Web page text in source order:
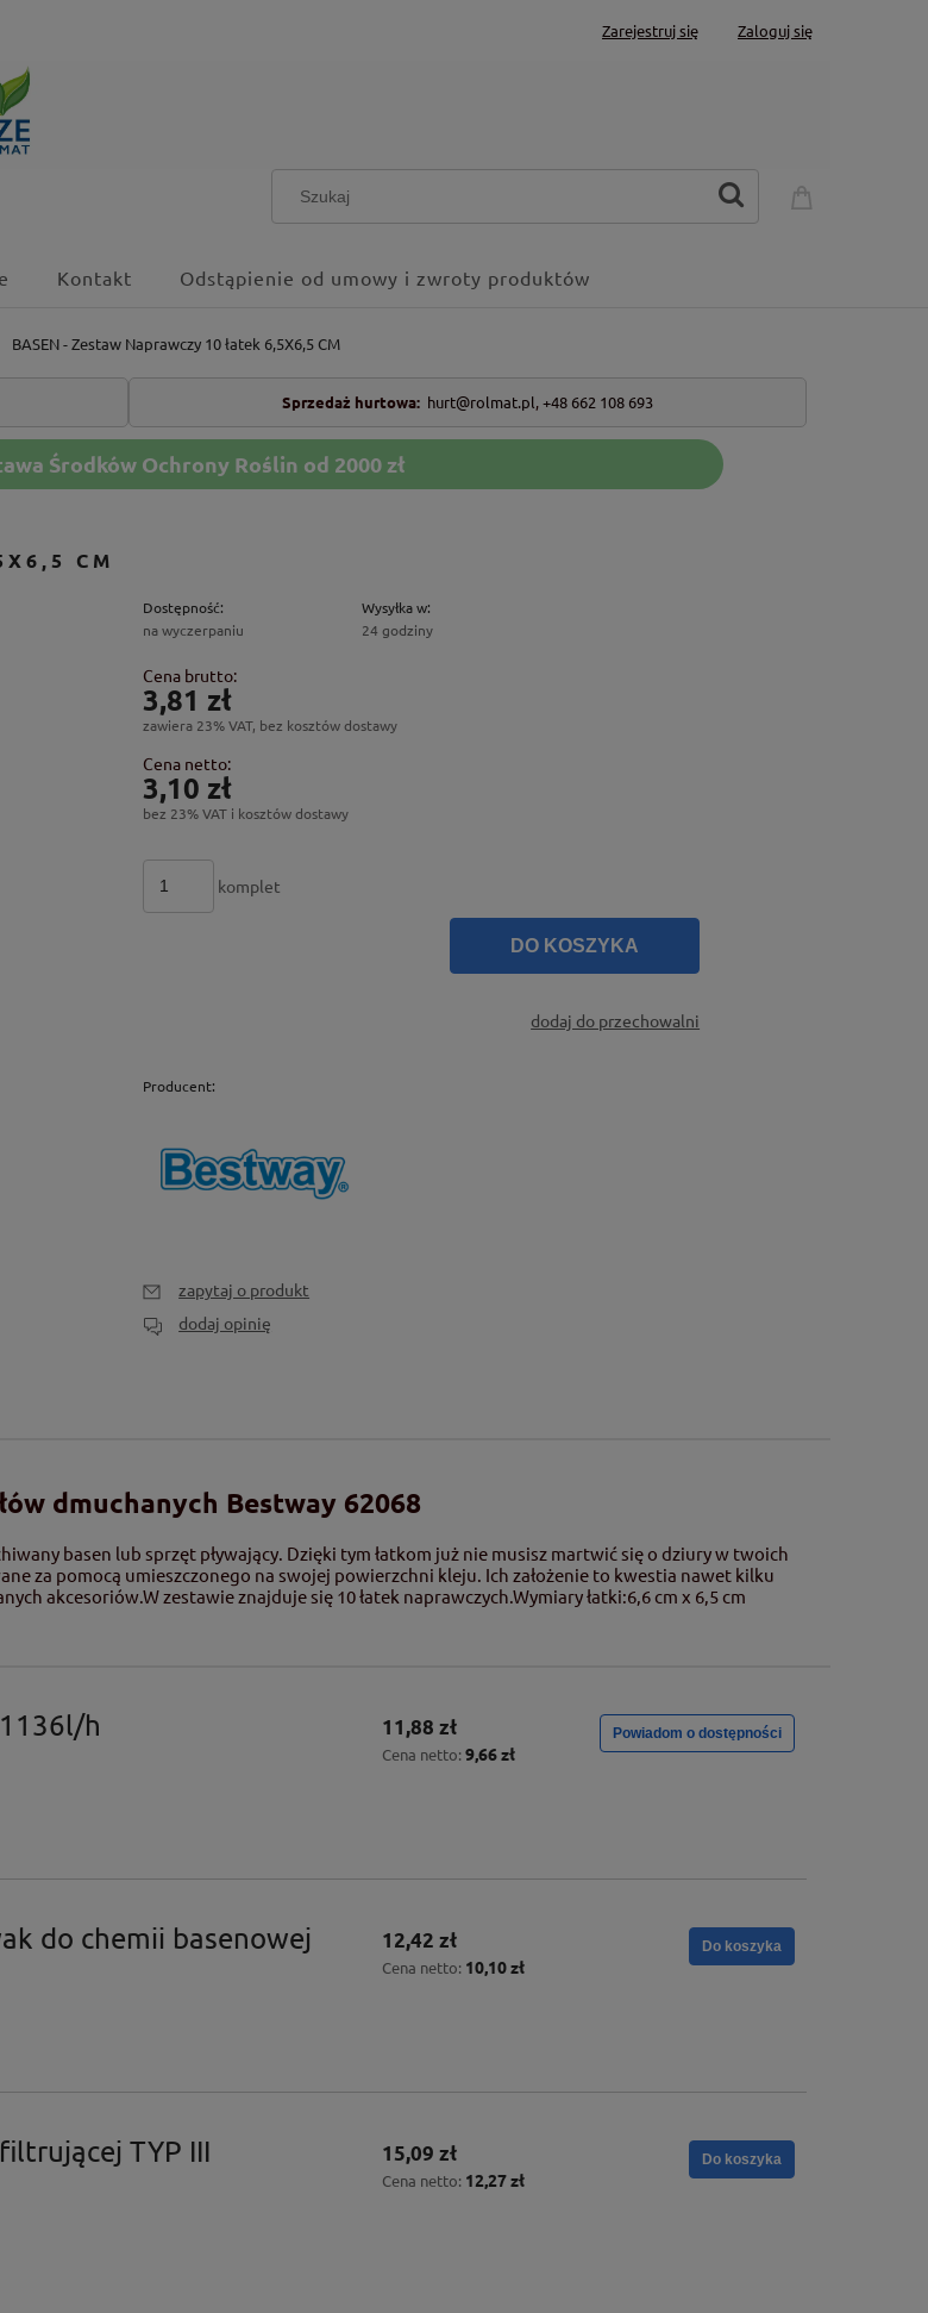
Zarejestruj się Zaloguj się
Kontakt Odstąpienie od umowy i zwroty produktów
BASEN - Zestaw Naprawczy 10 łatek 6,5X6,5 CM
Sprzedaż hurtowa: hurt@rolmat.pl,+48 662 108 693
Środków Ochrony Roślin od 2000 zł
CM
Dostępność:
na wyczerpaniu
Wysyłka w:
24 godziny
Cena brutto:
3,81 zł
zawiera 23% VAT, bez kosztów dostawy
Cena netto:
3,10 zł
bez 23% VAT i kosztów dostawy
komplet
DO KOSZYKA
dodaj do przechowalni
Producent:
zapytaj o produkt
dodaj opinię
dmuchanych Bestway 62068
basen lub sprzęt pływający. Dzięki tym łatkom już nie musisz martwić się o dziury w twoich
za pomocą umieszczonego na swojej powierzchni kleju. Ich założenie to kwestia nawet kilku
akcesoriów.W zestawie znajduje się 10 łatek naprawczych.Wymiary łatki:6,6 cm x 6,5 cm
h 11,88 zł
Cena netto: 9,66 zł
Powiadom o dostępności
do chemii basenowej 12,42 zł
Cena netto: 10,10 zł
Do koszyka
TYP III 15,09 zł
Cena netto: 12,27 zł
Do koszyka